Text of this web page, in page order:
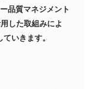
品質マネジメント
した取組みによ
いきます。